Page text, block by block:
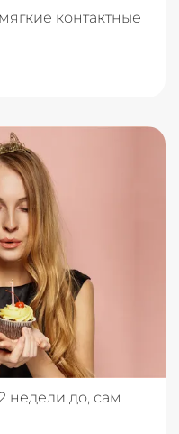
контактные
недели до, сам